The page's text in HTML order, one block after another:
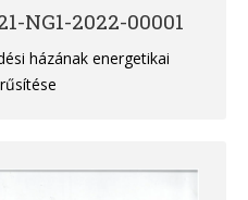
NG1-2022-00001
házának energetikai